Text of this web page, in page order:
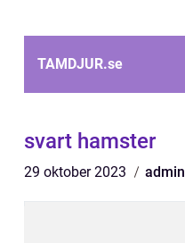
TAMDJUR.se
svart hamster
29 oktober 2023 admin